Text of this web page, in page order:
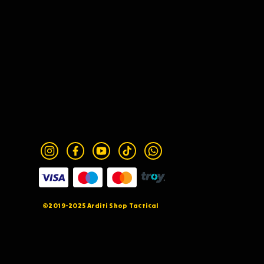
©2019-2025 Arditi Shop Tactical